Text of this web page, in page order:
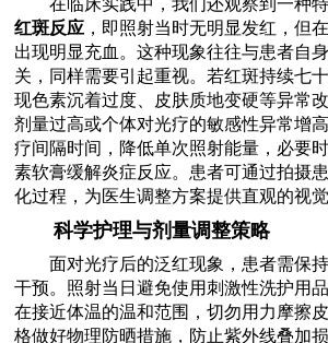
红斑反应 ，即照射当时无明显发红，但
出现明显充血。这种现象往往与患者自
关，同样需要引起重视。若红斑持续七
现色素沉着过度、皮肤质地变硬等异常
剂量过高或个体对光疗的敏感性异常增
疗间隔时间，降低单次照射能量，必要
素软膏缓解炎症反应。患者可通过拍摄
化过程，为医生调整方案提供直观的视觉
科学护理与剂量调整策略
面对光疗后的泛红现象，患者需保
干预。照射当日避免使用刺激性洗护用
在接近体温的温和范围，切勿用力摩擦
格做好物理防晒措施，防止紫外线叠加